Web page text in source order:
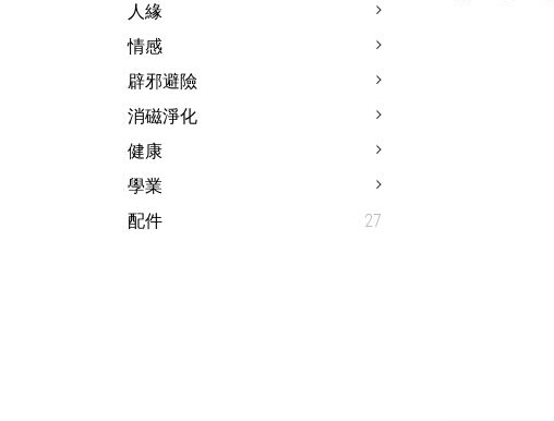
人緣
情感
辟邪避險
消磁淨化
健康
學業
配件
27